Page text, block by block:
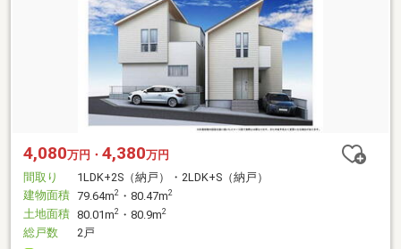
4,080万円・ 4,380万円
間取り
1LDK+2S（納戸）・2LDK+S（納戸）
建物面積 79.64m2 ・80.47m2
土地面積 80.01m2 ・80.9m2
総戸数
2戸